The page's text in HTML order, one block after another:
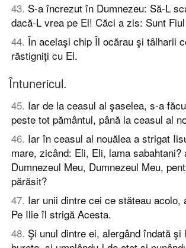
43. S-a încrezut în Dumnezeu: Să-L
dacă-L vrea pe El! Căci a zis: Sunt
44. În acelaşi chip Îl ocărau şi tâlharii
răstigniţi cu El.
Întunericul.
45. Iar de la ceasul al şaselea, s-a
peste tot pământul, până la ceasul al
46. Iar în ceasul al nouălea a strigat
mare, zicând: Eli, Eli, lama sabahtani?
Dumnezeul Meu, Dumnezeul Meu,
părăsit?
47. Iar unii dintre cei ce stăteau acolo,
Pe Ilie îl strigă Acesta.
48. Şi unul dintre ei, alergând îndată şi